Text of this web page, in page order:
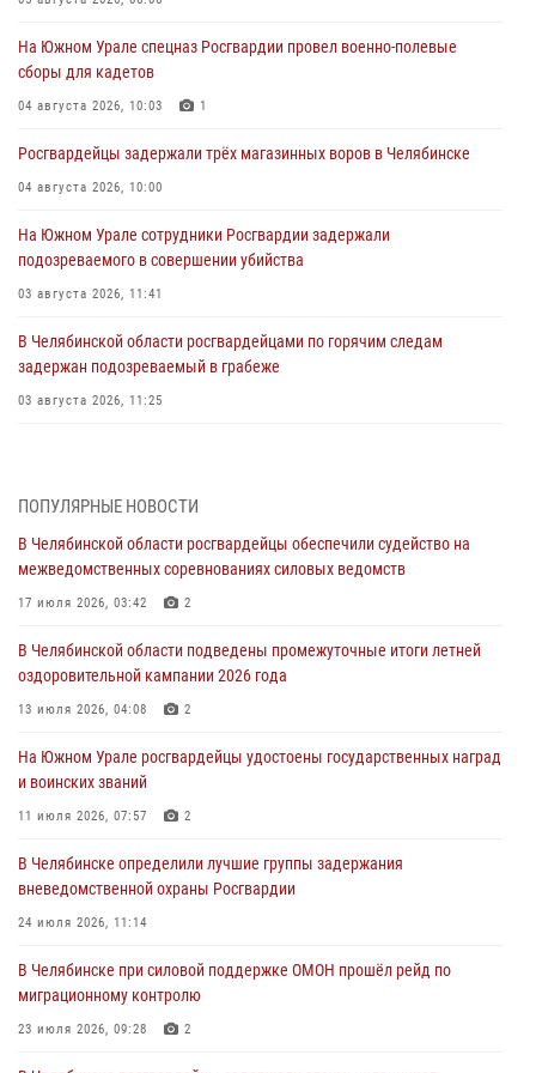
На Южном Урале спецназ Росгвардии провел военно-полевые
сборы для кадетов
04 августа 2026, 10:03 1
Росгвардейцы задержали трёх магазинных воров в Челябинске
04 августа 2026, 10:00
На Южном Урале сотрудники Росгвардии задержали
подозреваемого в совершении убийства
03 августа 2026, 11:41
В Челябинской области росгвардейцами по горячим следам
задержан подозреваемый в грабеже
03 августа 2026, 11:25
03 августа 2026, 09:22 1
Авиация Росгвардии совершила более 250 санитарных вылетов в
Донецкой Народной Республике
31 июля 2026, 11:33
Росгвардия обеспечивает безопасность граждан на южном
направлении
31 июля 2026, 11:32
В Уральском округе Росгвардии состоялось заседание
оперативного штаба
30 июля 2026, 10:53
ПОПУЛЯРНЫЕ НОВОСТИ
В Челябинской области росгвардейцы обеспечили судейство на
межведомственных соревнованиях силовых ведомств
17 июля 2026, 03:42 2
В Челябинской области подведены промежуточные итоги летней
оздоровительной кампании 2026 года
13 июля 2026, 04:08 2
На Южном Урале росгвардейцы удостоены государственных наград
и воинских званий
11 июля 2026, 07:57 2
В Челябинске определили лучшие группы задержания
вневедомственной охраны Росгвардии
24 июля 2026, 11:14
В Челябинске при силовой поддержке ОМОН прошёл рейд по
миграционному контролю
23 июля 2026, 09:28 2